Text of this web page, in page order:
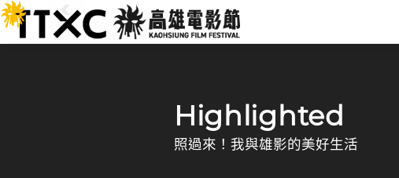
跳
到
主
:::
Highlighted
照過來！我與雄影的美好生活